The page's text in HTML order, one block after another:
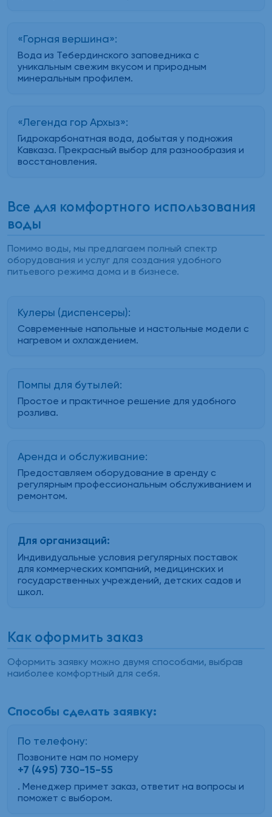
«Горная вершина»:
Вода из Тебердинского заповедника с
уникальным свежим вкусом и природным
минеральным профилем.
«Легенда гор Архыз»:
Гидрокарбонатная вода, добытая у подножия
Кавказа. Прекрасный выбор для разнообразия и
восстановления.
Все для комфортного использования
воды
Помимо воды, мы предлагаем полный спектр
оборудования и услуг для создания удобного
питьевого режима дома и в бизнесе.
Кулеры (диспенсеры):
Современные напольные и настольные модели с
нагревом и охлаждением.
Помпы для бутылей:
Простое и практичное решение для удобного
розлива.
Аренда и обслуживание:
Предоставляем оборудование в аренду с
регулярным профессиональным обслуживанием и
ремонтом.
Для организаций:
Индивидуальные условия регулярных поставок
для коммерческих компаний, медицинских и
государственных учреждений, детских садов и
школ.
Как оформить заказ
Оформить заявку можно двумя способами, выбрав
наиболее комфортный для себя.
Способы сделать заявку:
По телефону:
Позвоните нам по номеру
+7 (495) 730-15-55
. Менеджер примет заказ, ответит на вопросы и
поможет с выбором.